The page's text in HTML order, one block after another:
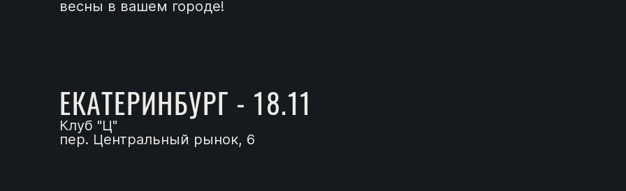
весны в вашем городе!
ЕКАТЕРИНБУРГ - 18.11
Клуб "Ц"
пер. Центральный рынок, 6